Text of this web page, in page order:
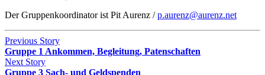
Der Gruppenkoordinator ist Pit Aurenz /p.aurenz@aurenz.net
Previous Story
Gruppe 1 Ankommen, Begleitung, Patenschaften
Next Story
Gruppe 3 Sach- und Geldspenden